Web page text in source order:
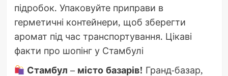
підробок. Упаковуйте приправи в
герметичні контейнери, щоб зберегти
аромат під час транспортування. Цікаві
факти про шопінг у Стамбулі
Стамбул – місто базарів! Гранд-базар,